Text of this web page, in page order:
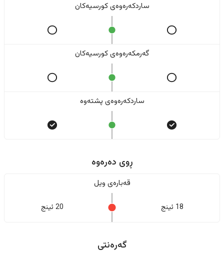
ساردکەرەوەی کورسیەکان
گەرمکەرەوەی کورسیەکان
ساردکەرەوەی پشتەوە
ڕوی دەرەوە
قەبارەی ویل
18 ئینج 20 ئینج
گەرەنتی